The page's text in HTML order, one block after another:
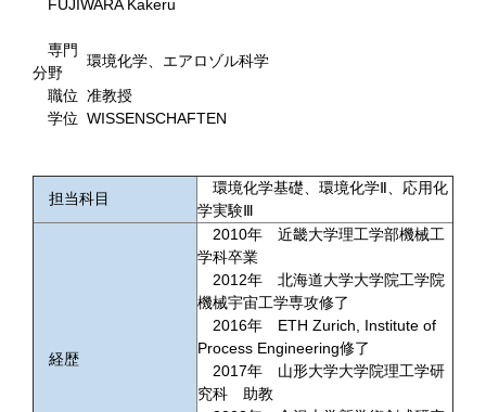
FUJIWARA Kakeru
専門
分野
環境化学、エアロゾル科学
職位 准教授
学位 WISSENSCHAFTEN
担当科目
環境化学基礎、環境化学Ⅱ、応用化
学実験Ⅲ
経歴
2010年 近畿大学理工学部機械工
学科卒業
2012年 北海道大学大学院工学院
機械宇宙工学専攻修了
2016年 ETH Zurich, Institute of
Process Engineering修了
2017年 山形大学大学院理工学研
究科 助教